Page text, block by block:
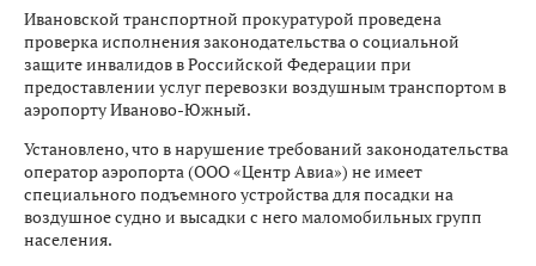
Ивановской транспортной прокуратурой проведена
проверка исполнения законодательства о социальной
защите инвалидов в Российской Федерации при
предоставлении услуг перевозки воздушным транспортом в
аэропорту Иваново-Южный.
Установлено, что в нарушение требований законодательства
оператор аэропорта (ООО «Центр Авиа») не имеет
специального подъемного устройства для посадки на
воздушное судно и высадки с него маломобильных групп
населения.